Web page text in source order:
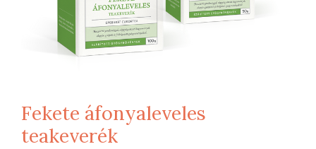
Fekete áfonyaleveles
teakeverék